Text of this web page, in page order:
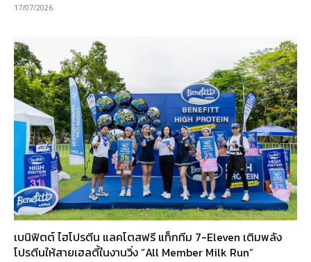
17/07/2026
เบนิฟิตต์ ไฮโปรตีน แลคโตสฟรี แท็กทีม 7-Eleven เติมพลัง
โปรตีนให้สายเฮลตี้ในงานวิ่ง “All Member Milk Run”